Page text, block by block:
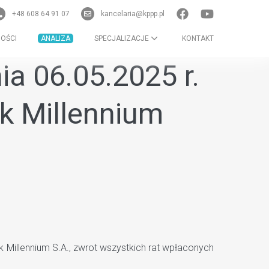
+48 608 64 91 07 kancelaria@kppp.pl
ANALIZA SPECJALIZACJE KONTAKT
06.05.2025 r.
Millennium
S.A., zwrot wszystkich rat wpłaconych